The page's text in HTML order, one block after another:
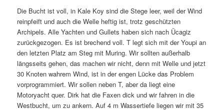
Die Bucht ist voll, in Kale Koy sind die Stege leer, weil der Wind
reinpfeift und auch die Welle heftig ist, trotz geschützten
Archipels. Alle Yachten und Gullets haben sich nach Ücagiz
zurückgezogen. Es ist brechend voll. T legt sich mit der Youpi an
den letzten Platz am Steg mit Muring. Wir sollten außerhalb
längsseits gehen, das machen wir nicht, denn mit Welle und jetzt
30 Knoten wahrem Wind, ist in der engen Lücke das Problem
vorprogrammiert. Wir sollen neben T, aber da liegt eine
Motoryacht quer. Dirk hat die Faxen dick und wir fahren in die
Westbucht, um zu ankern. Auf 4 m Wassertiefe liegen wir mit 35